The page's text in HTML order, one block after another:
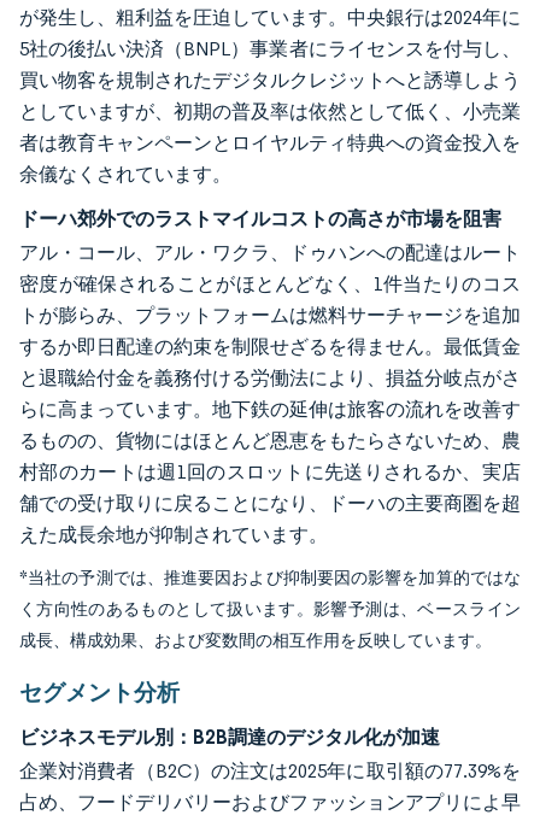
が発生し、粗利益を圧迫しています。中央銀行は2024年に
5社の後払い決済（BNPL）事業者にライセンスを付与し、
買い物客を規制されたデジタルクレジットへと誘導しよう
としていますが、初期の普及率は依然として低く、小売業
者は教育キャンペーンとロイヤルティ特典への資金投入を
余儀なくされています。
ドーハ郊外でのラストマイルコストの高さが市場を阻害
アル・コール、アル・ワクラ、ドゥハンへの配達はルート
密度が確保されることがほとんどなく、1件当たりのコス
トが膨らみ、プラットフォームは燃料サーチャージを追加
するか即日配達の約束を制限せざるを得ません。最低賃金
と退職給付金を義務付ける労働法により、損益分岐点がさ
らに高まっています。地下鉄の延伸は旅客の流れを改善す
るものの、貨物にはほとんど恩恵をもたらさないため、農
村部のカートは週1回のスロットに先送りされるか、実店
舗での受け取りに戻ることになり、ドーハの主要商圏を超
えた成長余地が抑制されています。
*当社の予測では、推進要因および抑制要因の影響を加算的ではな
く方向性のあるものとして扱います。影響予測は、ベースライン
成長、構成効果、および変数間の相互作用を反映しています。
セグメント分析
ビジネスモデル別：B2B調達のデジタル化が加速
企業対消費者（B2C）の注文は2025年に取引額の77.39%を
占め、フードデリバリーおよびファッションアプリによ早